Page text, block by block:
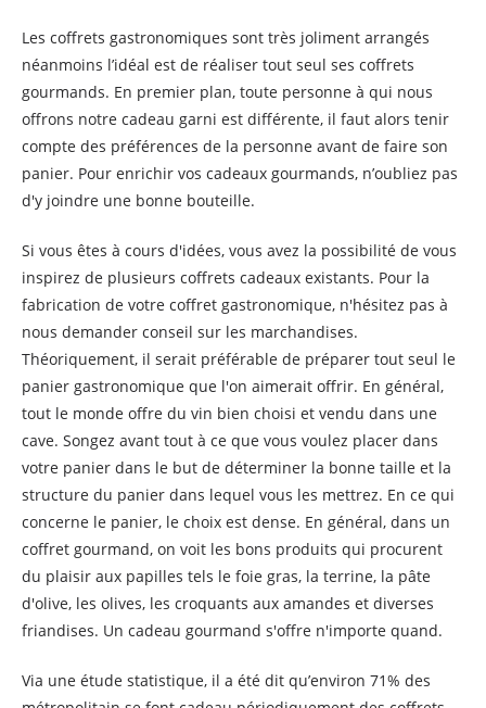
Les coffrets gastronomiques sont très joliment arrangés
néanmoins l’idéal est de réaliser tout seul ses coffrets
gourmands. En premier plan, toute personne à qui nous
offrons notre cadeau garni est différente, il faut alors tenir
compte des préférences de la personne avant de faire son
panier. Pour enrichir vos cadeaux gourmands, n’oubliez pas
d'y joindre une bonne bouteille.
Si vous êtes à cours d'idées, vous avez la possibilité de vous
inspirez de plusieurs coffrets cadeaux existants. Pour la
fabrication de votre coffret gastronomique, n'hésitez pas à
nous demander conseil sur les marchandises.
Théoriquement, il serait préférable de préparer tout seul le
panier gastronomique que l'on aimerait offrir. En général,
tout le monde offre du vin bien choisi et vendu dans une
cave. Songez avant tout à ce que vous voulez placer dans
votre panier dans le but de déterminer la bonne taille et la
structure du panier dans lequel vous les mettrez. En ce qui
concerne le panier, le choix est dense. En général, dans un
coffret gourmand, on voit les bons produits qui procurent
du plaisir aux papilles tels le foie gras, la terrine, la pâte
d'olive, les olives, les croquants aux amandes et diverses
friandises. Un cadeau gourmand s'offre n'importe quand.
Via une étude statistique, il a été dit qu’environ 71% des